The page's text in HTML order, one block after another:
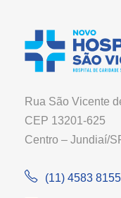
Rua São Vicente
CEP 13201-625
Centro – Jundiaí/
(11) 4583 8155